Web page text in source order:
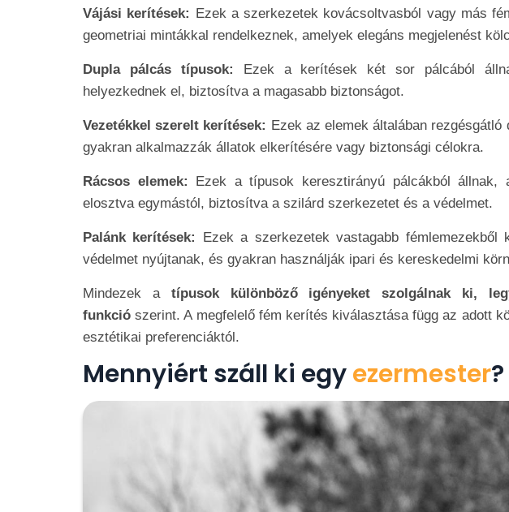
Vájási kerítések: Ezek a szerkezetek kovácsoltvasból vagy más
geometriai mintákkal rendelkeznek, amelyek elegáns megjelenést
Dupla pálcás típusok: Ezek a kerítések két sor pálcából
helyezkednek el, biztosítva a magasabb biztonságot.
Vezetékkel szerelt kerítések: Ezek az elemek általában
gyakran alkalmazzák állatok elkerítésére vagy biztonsági célokra.
Rácsos elemek: Ezek a típusok keresztirányú pálcákból állnak,
elosztva egymástól, biztosítva a szilárd szerkezetet és a védelmet.
Palánk kerítések:
Ezek a szerkezetek vastagabb fémlemezekből
védelmet nyújtanak, és gyakran használják ipari és kereskedelmi
Mindezek a típusok különböző igényeket szolgálnak ki,
funkciószerint. A megfelelő fém kerítés kiválasztása függ az adott
esztétikai preferenciáktól.
Mennyiért száll ki egyezermester?